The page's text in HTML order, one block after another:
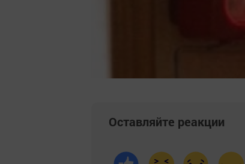
Оставляйте реакции